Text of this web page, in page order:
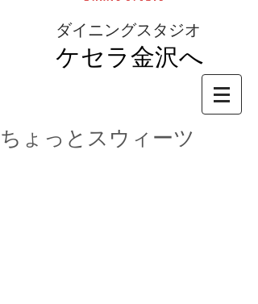
ダイニングスタジオ
ケセラ金沢へ
ちょっとスウィーツ